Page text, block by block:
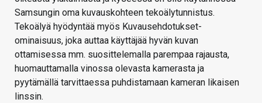
Samsungin oma kuvauskohteen tekoälytunnistus.
Tekoälyä hyödyntää myös Kuvausehdotukset-
ominaisuus, joka auttaa käyttäjää hyvän kuvan
ottamisessa mm. suosittelemalla parempaa rajausta,
huomauttamalla vinossa olevasta kamerasta ja
pyytämällä tarvittaessa puhdistamaan kameran likaisen
linssin.